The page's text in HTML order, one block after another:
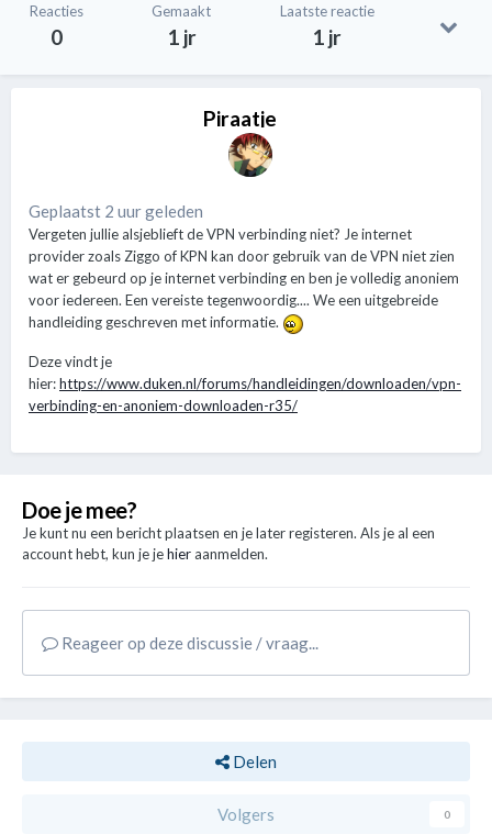
Reacties
0
Gemaakt
1 jr
Laatste reactie
1 jr
Piraatje
Geplaatst 2 uur geleden
Vergeten jullie alsjeblieft de VPN verbinding niet? Je internet
provider zoals Ziggo of KPN kan door gebruik van de VPN niet zien
wat er gebeurd op je internet verbinding en ben je volledig anoniem
voor iedereen. Een vereiste tegenwoordig.... We een uitgebreide
handleiding geschreven met informatie.
Deze vindt je
hier:https://www.duken.nl/forums/handleidingen/downloaden/vpn-
verbinding-en-anoniem-downloaden-r35/
Doe je mee?
Je kunt nu een bericht plaatsen en je later registeren. Als je al een
account hebt, kun je jehieraanmelden.
Reageer op deze discussie / vraag...
Delen
Volgers 0